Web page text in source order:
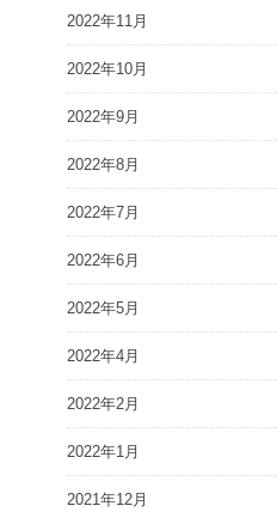
2022年11月
2022年10月
2022年9月
2022年8月
2022年7月
2022年6月
2022年5月
2022年4月
2022年2月
2022年1月
2021年12月